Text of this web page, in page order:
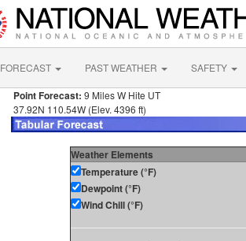
FORECAST PAST WEATHER SAFETY
Point Forecast: 9 Miles W Hite UT
37.92N 110.54W (Elev. 4396 ft)
Weather Elements
Temperature (°F)
Dewpoint (°F)
Wind Chill (°F)